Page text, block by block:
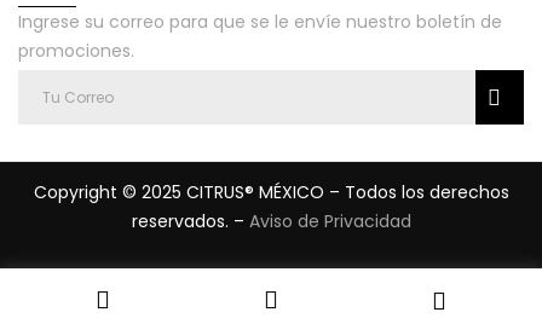
Ingrese su correo para que se le envíe nuestro boletín de
promociones.
Copyright © 2025 CITRUS® MÉXICO – Todos los derechos
reservados. – Aviso de Privacidad